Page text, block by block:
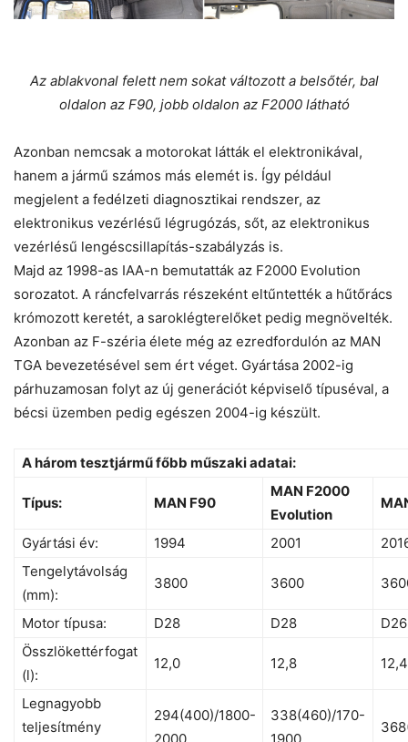
Az ablakvonal felett nem sokat változott a belsőtér, bal
oldalon az F90, jobb oldalon az F2000 látható
Azonban nemcsak a motorokat látták el elektronikával,
hanem a jármű számos más elemét is. Így például
megjelent a fedélzeti diagnosztikai rendszer, az
elektronikus vezérlésű légrugózás, sőt, az elektronikus
vezérlésű lengéscsillapítás-szabályzás is.
Majd az 1998-as IAA-n bemutatták az F2000 Evolution
sorozatot. A ráncfelvarrás részeként eltűntették a hűtőrács
krómozott keretét, a saroklégterelőket pedig megnövelték.
Azonban az F-széria élete még az ezredfordulón az MAN
TGA bevezetésével sem ért véget. Gyártása 2002-ig
párhuzamosan folyt az új generációt képviselő típuséval, a
bécsi üzemben pedig egészen 2004-ig készült.
A három tesztjármű főbb műszaki adatai:
Típus: MAN F90
MAN F2000
Evolution
Gyártási év: 1994 2001
Tengelytávolság
(mm):
3800 3600
Motor típusa: D28 D28
D26
Összlökettérfogat
(l):
12,0 12,8 12,4
Legnagyobb
teljesítmény
294(400)/1800-
338(460)/170-